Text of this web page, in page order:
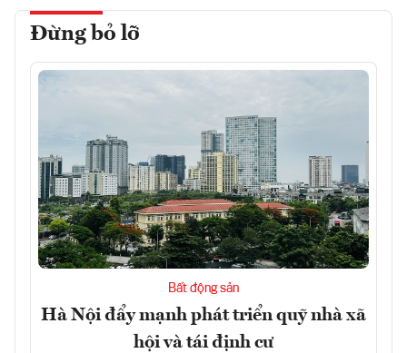
Đừng bỏ lỡ
Bất động sản
Hà Nội đẩy mạnh phát triển quỹ nhà xã
hội và tái định cư